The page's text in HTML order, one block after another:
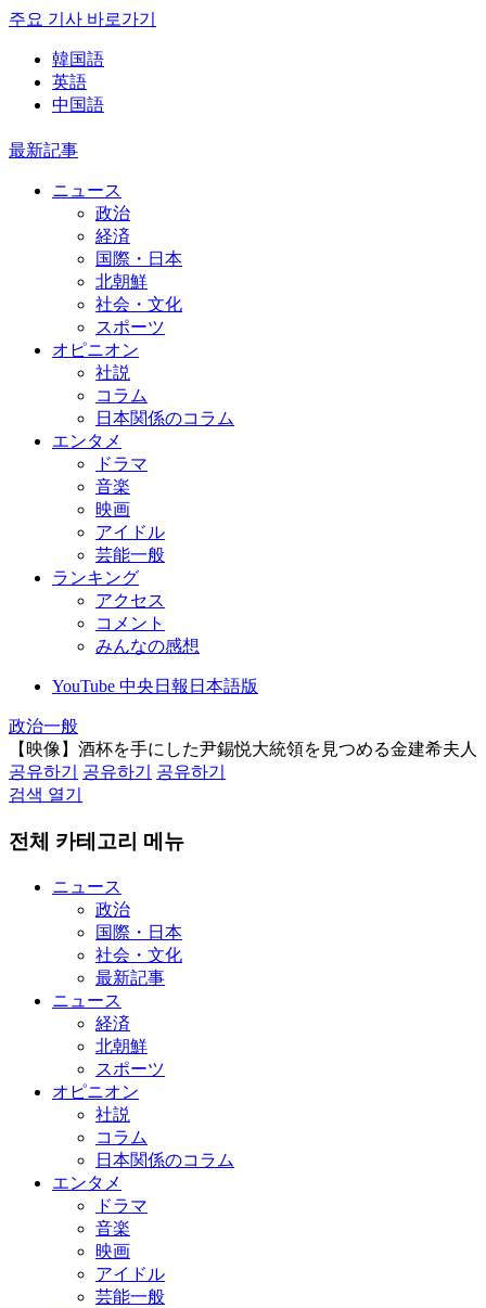
주요 기사 바로가기
韓国語
英語
中国語
最新記事
ニュース
政治
経済
国際・日本
北朝鮮
社会・文化
スポーツ
オピニオン
社説
コラム
日本関係のコラム
エンタメ
ドラマ
音楽
映画
アイドル
芸能一般
ランキング
アクセス
コメント
みんなの感想
YouTube 中央日報日本語版
政治一般
【映像】酒杯を手にした尹錫悦大統領を見つめる金建希夫人
공유하기
공유하기
공유하기
검색 열기
전체 카테고리 메뉴
ニュース
政治
国際・日本
社会・文化
最新記事
ニュース
経済
北朝鮮
スポーツ
オピニオン
社説
コラム
日本関係のコラム
エンタメ
ドラマ
音楽
映画
アイドル
芸能一般